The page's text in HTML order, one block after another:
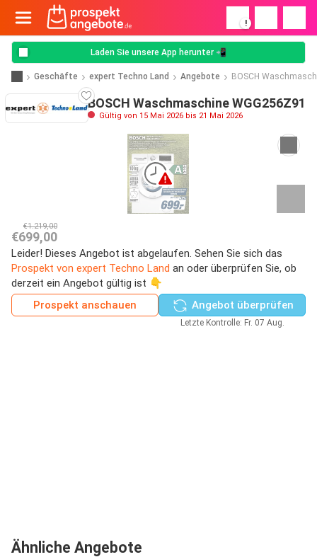
!
Laden Sie unsere App herunter 📲
Geschäfte expert Techno Land Angebote BOSCH
BOSCH Waschmaschine WGG256Z91
Gültig von 15 Mai 2026 bis 21 Mai 2026
€1.219,00
€699,00
Leider! Dieses Angebot ist abgelaufen. Sehen Sie sich das
Prospekt von expert Techno Land an oder überprüfen Sie, ob
derzeit ein Angebot gültig ist 👇
Prospekt anschauen
Angebot überprüfen
Letzte Kontrolle: Fr. 07 Aug.
Ähnliche Angebote